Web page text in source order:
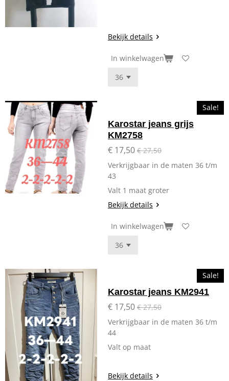
Bekijk details
In winkelwagen
Sale!
Karostar jeans grijs
KM2758
€ 17,50 € 27,50
Verkrijgbaar in de maten 36 t/m
43
Valt 1 maat groter
Bekijk details
In winkelwagen
Sale!
Karostar jeans KM2941
€ 17,50 € 27,50
Verkrijgbaar in de maten 36 t/m
44
Valt op maat
Bekijk details